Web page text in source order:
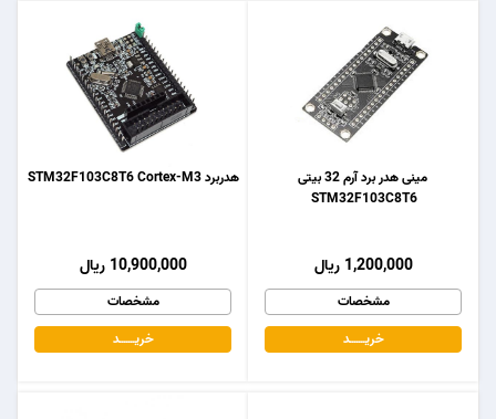
هدربرد STM32F103C8T6 Cortex-M3
10,900,000 ریال
مشخصات
خریـــــــد
مینی هدر برد آرم 32 بیتی
STM32F103C8T6
1,200,000 ریال
مشخصات
خریـــــــد